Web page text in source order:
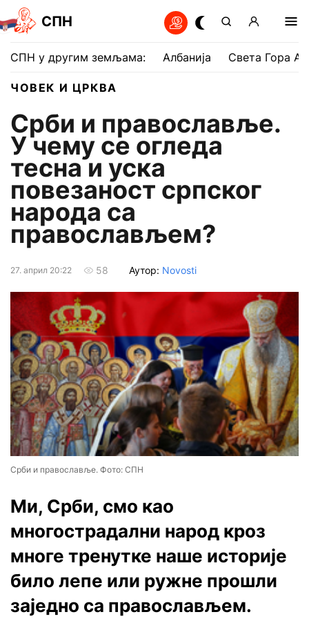
СПН
СПН у другим земљама: Албанија Света Гора
ЧОВЕК И ЦРКВА
Срби и православље.
У чему се огледа
тесна и уска
повезаност српског
народа са
православљем?
27. април 20:22 58 Аутор: Novosti
Срби и православље. Фото: СПН
Ми, Срби, смо као
многострадални народ кроз
многе тренутке наше историје
било лепе или ружне прошли
заједно са православљем.